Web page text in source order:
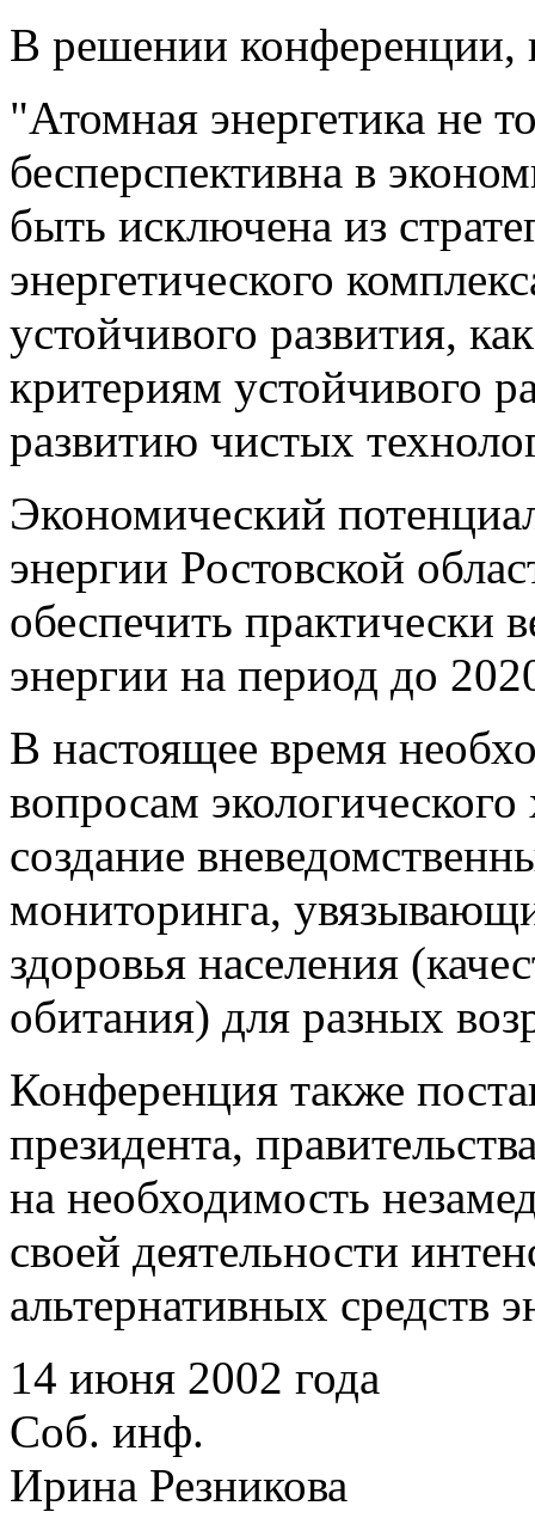
В решении конференции,
"Атомная энергетика не
бесперспективна в
быть исключена из
энергетического
устойчивого развития,
критериям устойчивого
развитию чистых
Экономический
энергии Ростовской
обеспечить практически
энергии на период до
В настоящее время
вопросам экологического
создание
мониторинга,
здоровья населения
обитания) для разных
Конференция также
президента,
на необходимость
своей деятельности
альтернативных средств
14 июня 2002 года
Соб. инф.
Ирина Резникова